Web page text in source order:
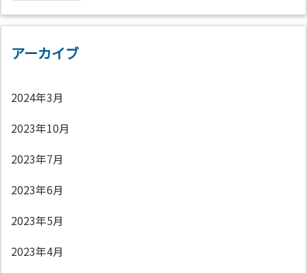
アーカイブ
2024年3月
2023年10月
2023年7月
2023年6月
2023年5月
2023年4月